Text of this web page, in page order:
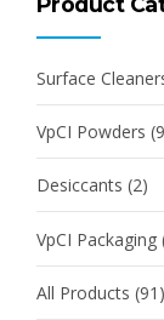
Surface
VpCI Powders
Desiccants (2)
VpCI Packaging
All Products (91)